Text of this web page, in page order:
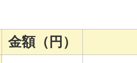
金額（円）